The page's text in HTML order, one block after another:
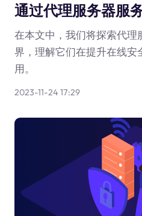
通过代理服务器服
在本文中，我们将探索代理
界，理解它们在提升在线安
用。
2023-11-24 17:29